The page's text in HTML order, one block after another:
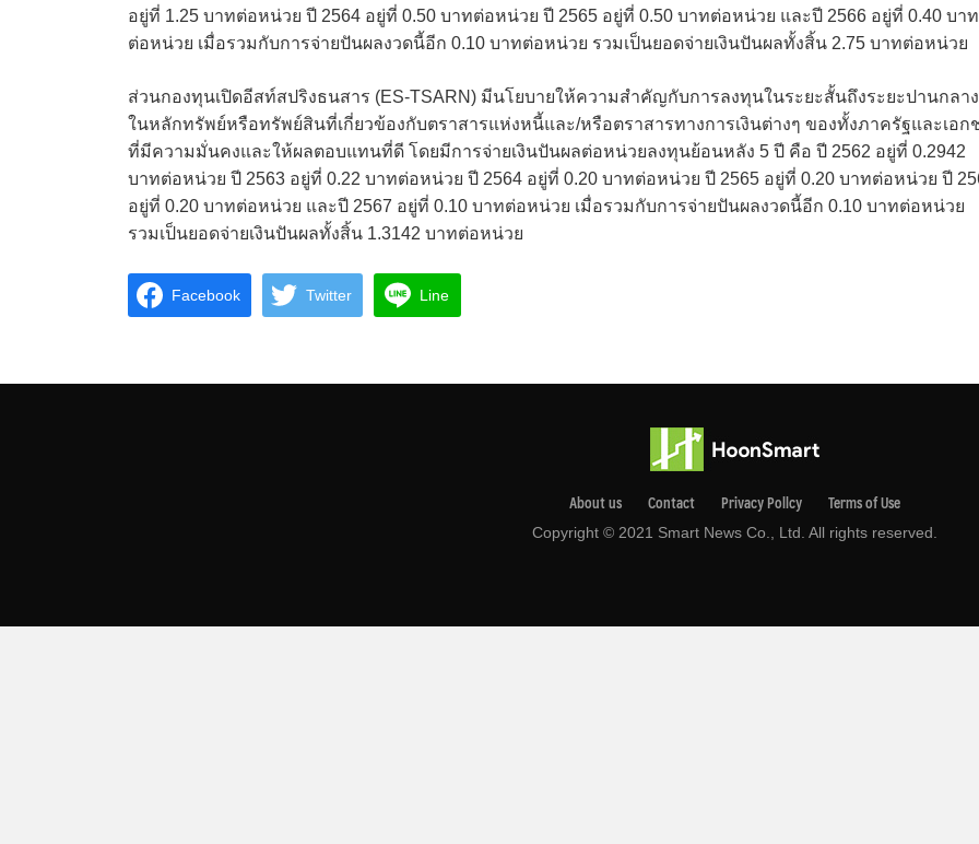
อยู่ที่ 1.25 บาทต่อหน่วย ปี 2564 อยู่ที่ 0.50 บาทต่อหน่วย ปี 2565 อยู่ที่ 0.50 บาทต่อหน่วย และปี 2566 อยู่ที่ 0.40 บาท
ต่อหน่วย เมื่อรวมกับการจ่ายปันผลงวดนี้อีก 0.10 บาทต่อหน่วย รวมเป็นยอดจ่ายเงินปันผลทั้งสิ้น 2.75 บาทต่อหน่วย
ส่วนกองทุนเปิดอีสท์สปริงธนสาร (ES-TSARN) มีนโยบายให้ความสำคัญกับการลงทุนในระยะสั้นถึงระยะปานกลาง
ในหลักทรัพย์หรือทรัพย์สินที่เกี่ยวข้องกับตราสารแห่งหนี้และ/หรือตราสารทางการเงินต่างๆ ของทั้งภาครัฐและเอก
ที่มีความมั่นคงและให้ผลตอบแทนที่ดี โดยมีการจ่ายเงินปันผลต่อหน่วยลงทุนย้อนหลัง 5 ปี คือ ปี 2562 อยู่ที่ 0.2942
บาทต่อหน่วย ปี 2563 อยู่ที่ 0.22 บาทต่อหน่วย ปี 2564 อยู่ที่ 0.20 บาทต่อหน่วย ปี 2565 อยู่ที่ 0.20 บาทต่อหน่วย ปี
อยู่ที่ 0.20 บาทต่อหน่วย และปี 2567 อยู่ที่ 0.10 บาทต่อหน่วย เมื่อรวมกับการจ่ายปันผลงวดนี้อีก 0.10 บาทต่อหน่วย
รวมเป็นยอดจ่ายเงินปันผลทั้งสิ้น 1.3142 บาทต่อหน่วย
Facebook Twitter Line
About us Contact Privacy Pollcy Terms of Use
Copyright © 2021 Smart News Co., Ltd. All rights reserved.